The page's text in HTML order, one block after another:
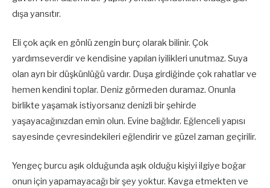
dışa yansıtır.
Eli çok açık en gönlü zengin burç olarak bilinir. Çok
yardımseverdir ve kendisine yapılan iyilikleri unutmaz. Suya
olan ayrı bir düşkünlüğü vardır. Duşa girdiğinde çok rahatlar ve
hemen kendini toplar. Deniz görmeden duramaz. Onunla
birlikte yaşamak istiyorsanız denizli bir şehirde
yaşayacağınızdan emin olun. Evine bağlıdır. Eğlenceli yapısı
sayesinde çevresindekileri eğlendirir ve güzel zaman geçirilir.
Yengeç burcu aşık olduğunda aşık olduğu kişiyi ilgiye boğar
onun için yapamayacağı bir şey yoktur. Kavga etmekten ve